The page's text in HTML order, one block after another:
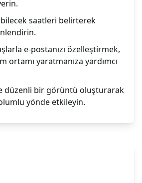
saatleri belirterek
e-postanızı özelleştirmek,
ortamı yaratmanıza yardımcı
düzenli bir görüntü oluşturarak
yönde etkileyin.